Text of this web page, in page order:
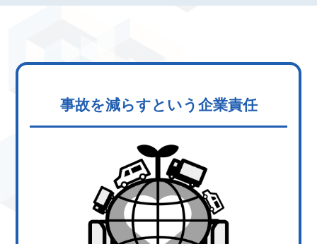
事故を減らすという企業責任